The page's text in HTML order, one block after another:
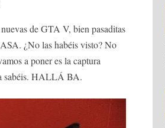
de GTA V, bien pasaditas
¿No las habéis visto? No
a poner es la captura
sabéis. HALLÁ BA.